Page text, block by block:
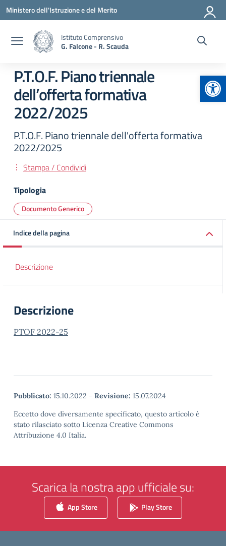
Vai ai contenuti
Vai al menu di navigazione
Vai al footer
Ministero dell'Istruzione e del Merito
Istituto Comprensivo
G. Falcone - R. Scauda
P.T.O.F. Piano triennale
dell’offerta formativa
2022/2025
P.T.O.F. Piano triennale dell'offerta formativa
2022/2025
Stampa / Condividi
Tipologia
Documento Generico
Indice della pagina
Descrizione
Descrizione
PTOF 2022-25
Pubblicato: 15.10.2022 - Revisione: 15.07.2024
Eccetto dove diversamente specificato, questo articolo è
stato rilasciato sotto Licenza Creative Commons
Attribuzione 4.0 Italia.
Scarica la nostra app ufficiale su:
App Store Play Store